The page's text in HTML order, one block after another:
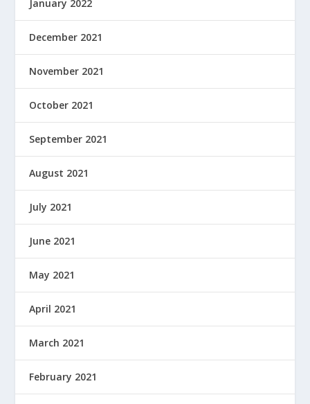
January 2022
December 2021
November 2021
October 2021
September 2021
August 2021
July 2021
June 2021
May 2021
April 2021
March 2021
February 2021